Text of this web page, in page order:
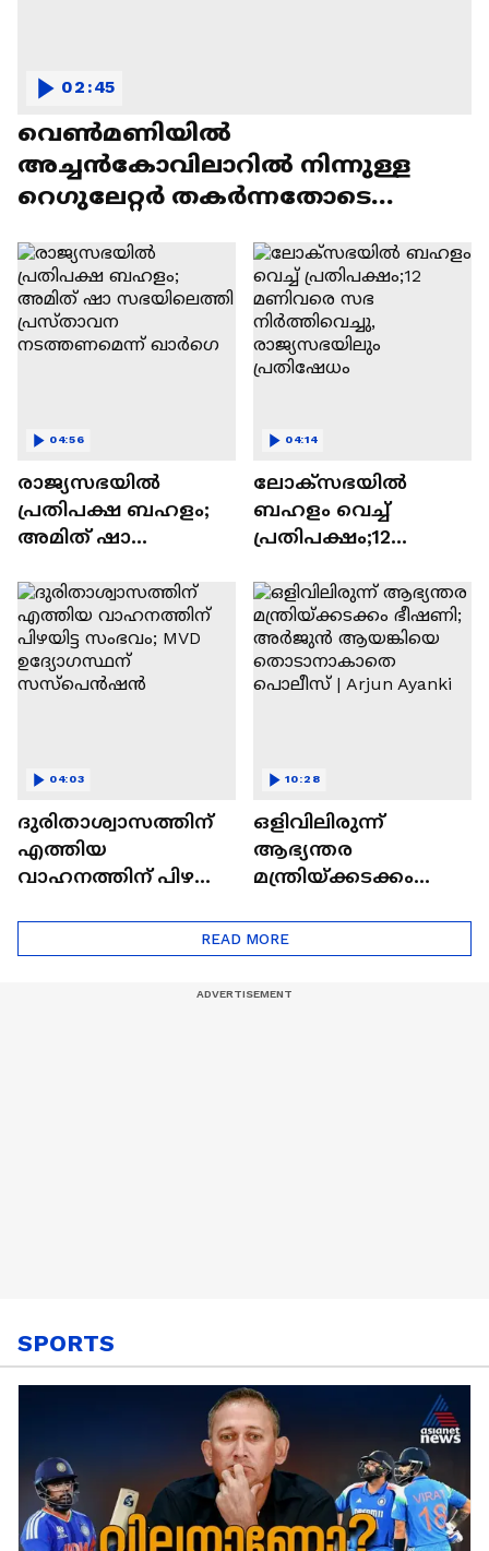
വെൺമണിയിൽ
അച്ചൻകോവിലാറിൽ നിന്നുള്ള
റെഗുലേറ്റർ തകർന്നതോടെ
നാട്ടുകാർ
02:45
രാജ്യസഭയിൽ
പ്രതിപക്ഷ ബഹളം;
അമിത് ഷാ
പ്രസ്‌താവന
നടത്തണമെന്ന്
ഖാർഗെ
04:56
ലോക്സഭയിൽ
ബഹളം വെച്ച്
പ്രതിപക്ഷം;12
നിര്‍ത്തിവെച്ചു,
രാജ്യസഭയിലും
പ്രതിഷേധം
04:14
ദുരിതാശ്വാസത്തിന്
എത്തിയ
വാഹനത്തിന് പിഴയിട്ട
സസ്‌പെൻഷൻ
04:03
ഒളിവിലിരുന്ന്
ആഭ്യന്തര
മന്ത്രിയ്ക്കടക്കം
ആയങ്കിയെ
തൊടാനാകാതെ
10:28
READ MORE
SPORTS